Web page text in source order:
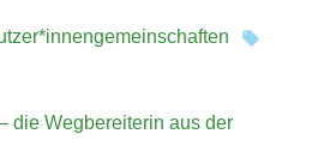
die Wegbereiterin aus der